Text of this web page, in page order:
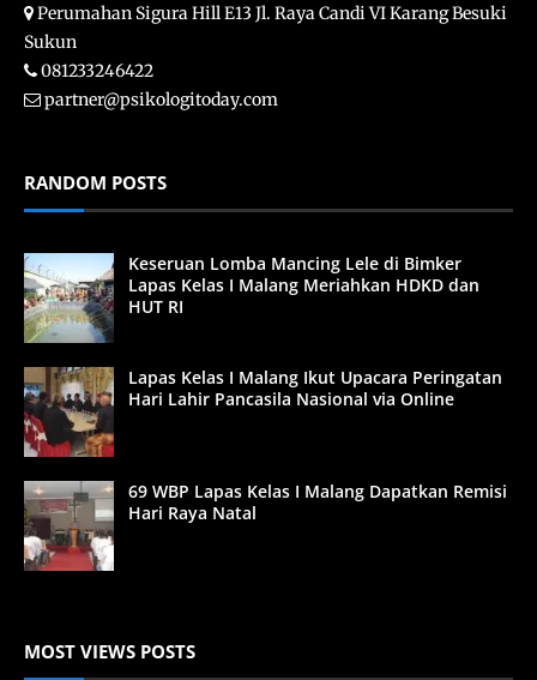
Perumahan Sigura Hill E13 Jl. Raya Candi VI Karang Besuki
Sukun
081233246422
partner@psikologitoday.com
RANDOM POSTS
Keseruan Lomba Mancing Lele di Bimker
Lapas Kelas I Malang Meriahkan HDKD dan
HUT RI
Lapas Kelas I Malang Ikut Upacara Peringatan
Hari Lahir Pancasila Nasional via Online
69 WBP Lapas Kelas I Malang Dapatkan Remisi
Hari Raya Natal
MOST VIEWS POSTS